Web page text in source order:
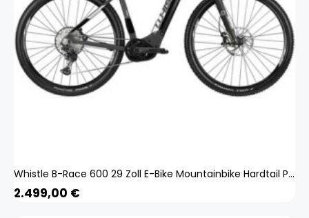
Whistle B-Race 600 29 Zoll E-Bike Mountainbike Hardtail Pedelec Bosch E MTB 29"
2.499,00 €